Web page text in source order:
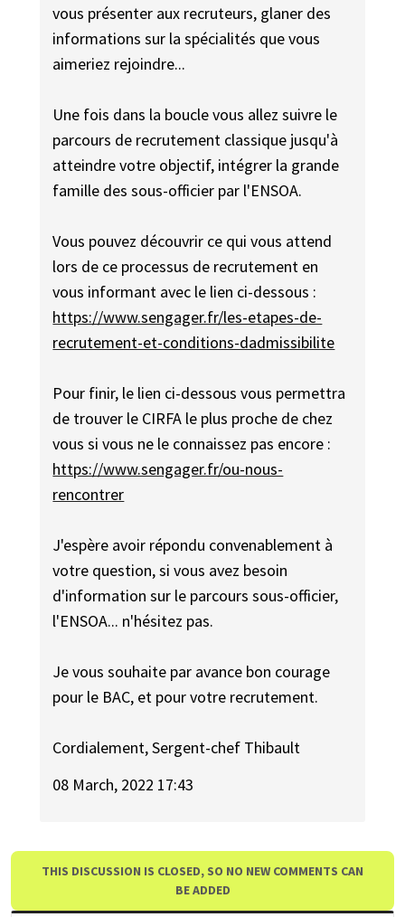
vous présenter aux recruteurs, glaner des
informations sur la spécialités que vous
aimeriez rejoindre...
Une fois dans la boucle vous allez suivre le
parcours de recrutement classique jusqu'à
atteindre votre objectif, intégrer la grande
famille des sous-officier par l'ENSOA.
Vous pouvez découvrir ce qui vous attend
lors de ce processus de recrutement en
vous informant avec le lien ci-dessous :
https://www.sengager.fr/les-etapes-de-
recrutement-et-conditions-dadmissibilite
Pour finir, le lien ci-dessous vous permettra
de trouver le CIRFA le plus proche de chez
vous si vous ne le connaissez pas encore :
https://www.sengager.fr/ou-nous-
rencontrer
J'espère avoir répondu convenablement à
votre question, si vous avez besoin
d'information sur le parcours sous-officier,
l'ENSOA... n'hésitez pas.
Je vous souhaite par avance bon courage
pour le BAC, et pour votre recrutement.
Cordialement, Sergent-chef Thibault
08 March, 2022 17:43
THIS DISCUSSION IS CLOSED, SO NO NEW COMMENTS CAN
BE ADDED